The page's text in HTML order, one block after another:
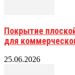
Покрытие
для
25.06.2026